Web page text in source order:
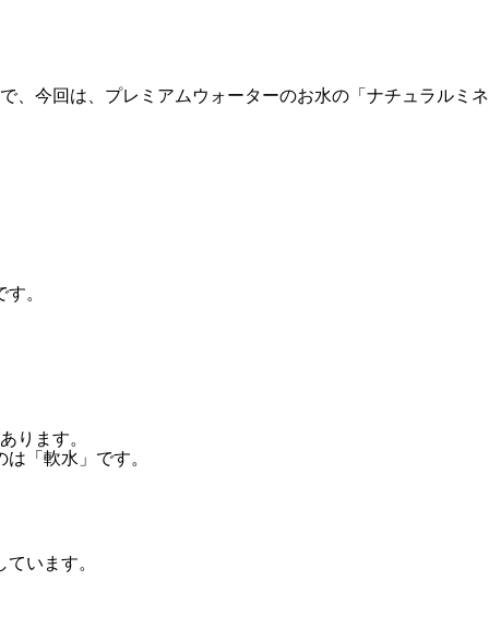
、今回は、プレミアムウォーターのお水の「ナチュラルミネ
。
ります。
「軟水」です。
います。